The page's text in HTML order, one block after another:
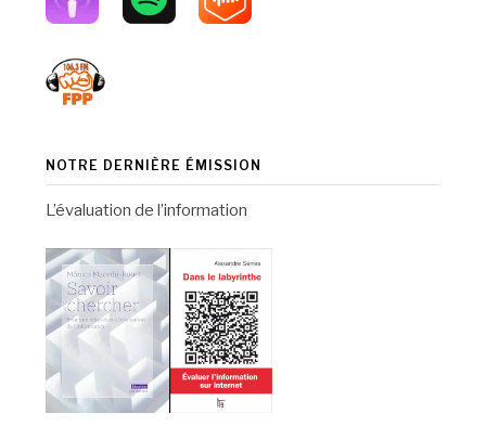
NOTRE DERNIÈRE ÉMISSION
L’évaluation de l’information